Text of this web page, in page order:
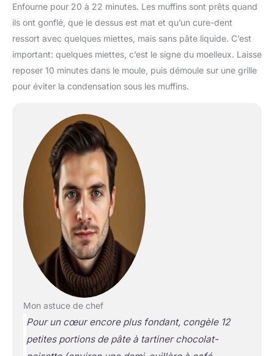
Enfourne pour 20 à 22 minutes. Les muffins sont prêts quand
ils ont gonflé, que le dessus est mat et qu’un cure-dent
ressort avec quelques miettes, mais sans pâte liquide. C’est
important: quelques miettes, c’est le signe du moelleux. Laisse
reposer 10 minutes dans le moule, puis démoule sur une grille
pour éviter la condensation sous les muffins.
Mon astuce de chef
Pour un cœur encore plus fondant, congèle 12
petites portions de pâte à tartiner chocolat-